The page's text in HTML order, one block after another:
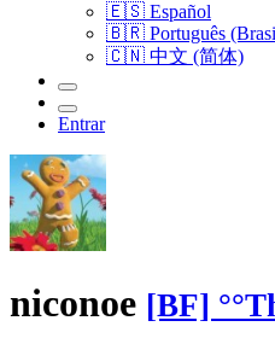
🇪🇸 Español
🇧🇷 Português
🇨🇳 中文 (简体)
Entrar
niconoe [BF]